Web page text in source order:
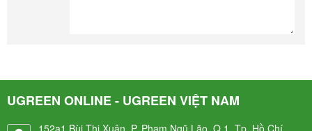
UGREEN ONLINE - UGREEN VIỆT NAM
152a1 Bùi Thị Xuân, P. Phạm Ngũ Lão, Q.1, Tp. Hồ Chí